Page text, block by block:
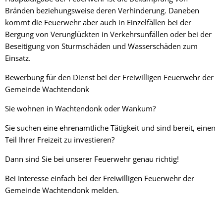
Bränden beziehungsweise deren Verhinderung. Daneben
kommt die Feuerwehr aber auch in Einzelfällen bei der
Bergung von Verunglückten in Verkehrsunfällen oder bei der
Beseitigung von Sturmschäden und Wasserschäden zum
Einsatz.
Bewerbung für den Dienst bei der Freiwilligen Feuerwehr der
Gemeinde Wachtendonk
Sie wohnen in Wachtendonk oder Wankum?
Sie suchen eine ehrenamtliche Tätigkeit und sind bereit, einen
Teil Ihrer Freizeit zu investieren?
Dann sind Sie bei unserer Feuerwehr genau richtig!
Bei Interesse einfach bei der Freiwilligen Feuerwehr der
Gemeinde Wachtendonk melden.